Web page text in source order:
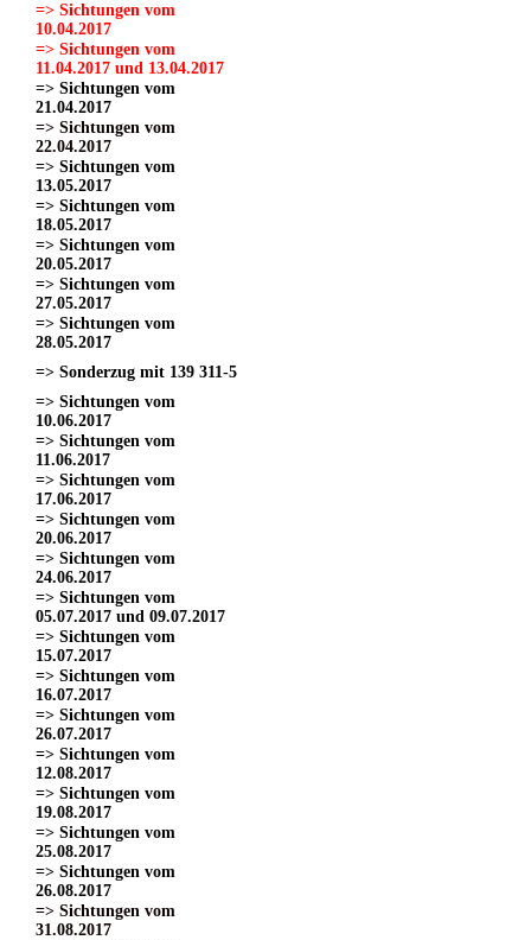
=> Sichtungen vom
10.04.2017
=> Sichtungen vom
11.04.2017 und 13.04.2017
=> Sichtungen vom
21.04.2017
=> Sichtungen vom
22.04.2017
=> Sichtungen vom
13.05.2017
=> Sichtungen vom
18.05.2017
=> Sichtungen vom
20.05.2017
=> Sichtungen vom
27.05.2017
=> Sichtungen vom
28.05.2017
=> Sonderzug mit 139 311-5
=> Sichtungen vom
10.06.2017
=> Sichtungen vom
11.06.2017
=> Sichtungen vom
17.06.2017
=> Sichtungen vom
20.06.2017
=> Sichtungen vom
24.06.2017
=> Sichtungen vom
05.07.2017 und 09.07.2017
=> Sichtungen vom
15.07.2017
=> Sichtungen vom
16.07.2017
=> Sichtungen vom
26.07.2017
=> Sichtungen vom
12.08.2017
=> Sichtungen vom
19.08.2017
=> Sichtungen vom
25.08.2017
=> Sichtungen vom
26.08.2017
=> Sichtungen vom
31.08.2017